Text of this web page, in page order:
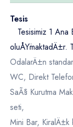
Tesis
Tesisimiz 1
oluÅŸmaktadÄ±r.
OdalarÄ±n
WC, Direkt
SaÃ§ Kurutma
seti,
Mini Bar,